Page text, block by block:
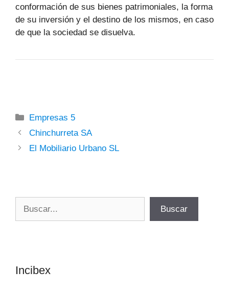
conformación de sus bienes patrimoniales, la forma
de su inversión y el destino de los mismos, en caso
de que la sociedad se disuelva.
Categorías
Empresas 5
Chinchurreta SA
El Mobiliario Urbano SL
Buscar
Incibex